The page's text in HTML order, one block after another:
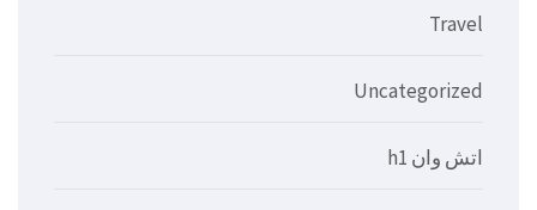
Travel
Uncategorized
اتش وان h1